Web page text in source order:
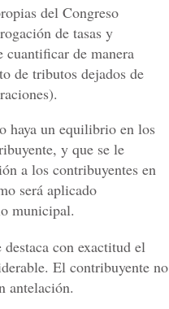
del Congreso
de tasas y
cuantificar de manera
de tributos dejados de
haya un equilibrio en los
y que se le
a los contribuyentes en
será aplicado
municipal.
con exactitud el
El contribuyente no
antelación.